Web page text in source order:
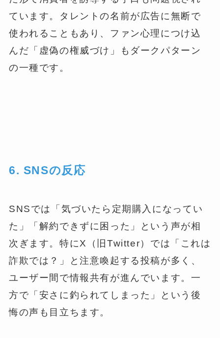
ています。タレントの名前が広告に無断で
使われることもあり、ファン心理につけ込
んだ「虚偽の権威づけ」もダークパターン
の一種です。
6. SNSの反応
SNSでは「気づいたら定期購入になってい
た」「解約できずに困った」という声が相
次ぎます。特にX（旧Twitter）では「これは
詐欺では？」と注意喚起する投稿が多く、
ユーザー間で情報共有が進んでいます。一
方で「安さに釣られてしまった」という後
悔の声も目立ちます。